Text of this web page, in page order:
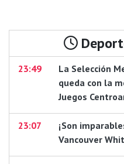
23:49
La Selección
queda con la
Juegos
23:07
¡Son
Vancouver